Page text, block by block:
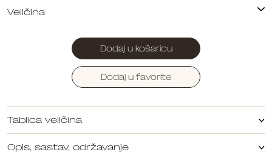
Dodaj u košaricu
Dodaj u favorite
Tablica veličina
Opis, sastav, održavanje